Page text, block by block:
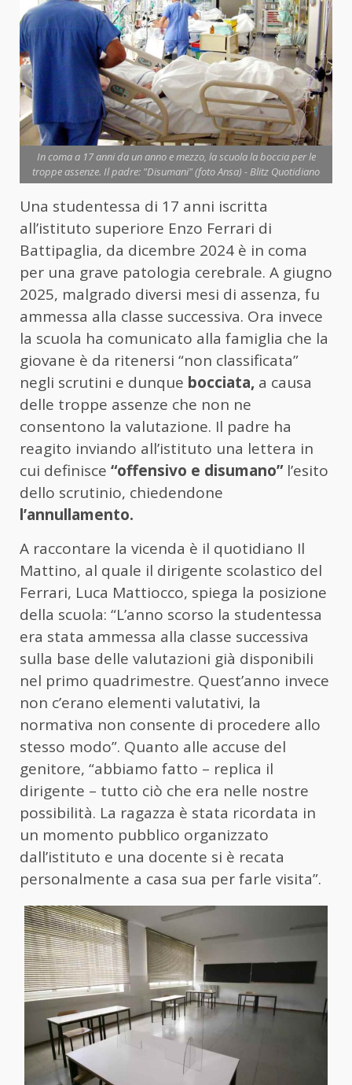
In coma a 17 anni da un anno e mezzo, la scuola la boccia per le
troppe assenze. Il padre: "Disumani" (foto Ansa) - Blitz Quotidiano
Una studentessa di 17 anni iscritta
all’istituto superiore Enzo Ferrari di
Battipaglia, da dicembre 2024 è in coma
per una grave patologia cerebrale. A giugno
2025, malgrado diversi mesi di assenza, fu
ammessa alla classe successiva. Ora invece
la scuola ha comunicato alla famiglia che la
giovane è da ritenersi “non classificata”
negli scrutini e dunque bocciata, a causa
delle troppe assenze che non ne
consentono la valutazione. Il padre ha
reagito inviando all’istituto una lettera in
cui definisce “offensivo e disumano”l’esito
dello scrutinio, chiedendone
l’annullamento.
A raccontare la vicenda è il quotidiano Il
Mattino, al quale il dirigente scolastico del
Ferrari, Luca Mattiocco, spiega la posizione
della scuola: “L’anno scorso la studentessa
era stata ammessa alla classe successiva
sulla base delle valutazioni già disponibili
nel primo quadrimestre. Quest’anno invece
non c’erano elementi valutativi, la
normativa non consente di procedere allo
stesso modo”. Quanto alle accuse del
genitore, “abbiamo fatto – replica il
dirigente – tutto ciò che era nelle nostre
possibilità. La ragazza è stata ricordata in
un momento pubblico organizzato
dall’istituto e una docente si è recata
personalmente a casa sua per farle visita”.